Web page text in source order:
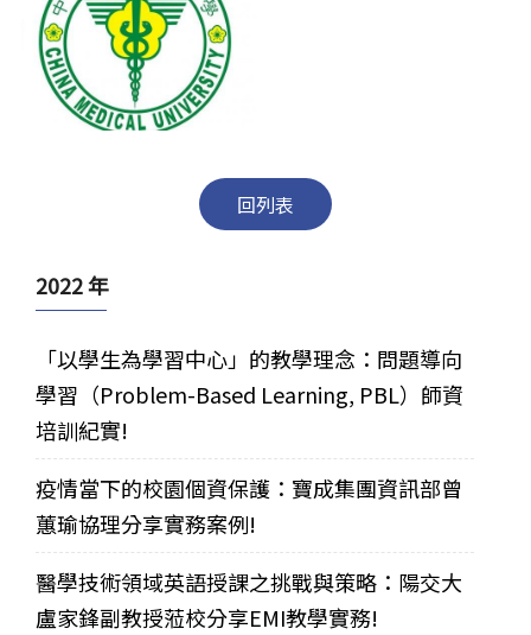
回列表
2022 年
「以學生為學習中心」的教學理念：問題導向
學習（Problem-Based Learning, PBL）師資
培訓紀實!
疫情當下的校園個資保護：寶成集團資訊部曾
蕙瑜協理分享實務案例!
醫學技術領域英語授課之挑戰與策略：陽交大
盧家鋒副教授蒞校分享EMI教學實務!